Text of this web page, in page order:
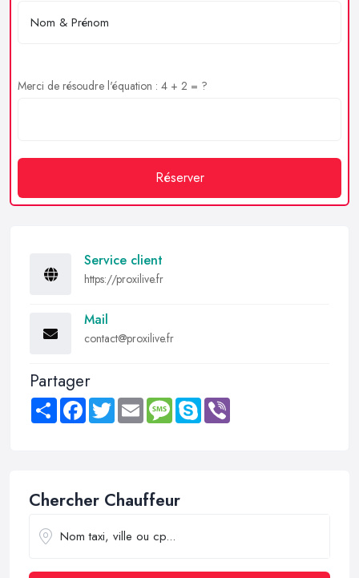
Merci de résoudre l'équation : 4 + 2 = ?
Réserver
Service client
https://proxilive.fr
Mail
contact@proxilive.fr
Partager
Share FacebookTwitter Email MessageSkype
Chercher Chauffeur